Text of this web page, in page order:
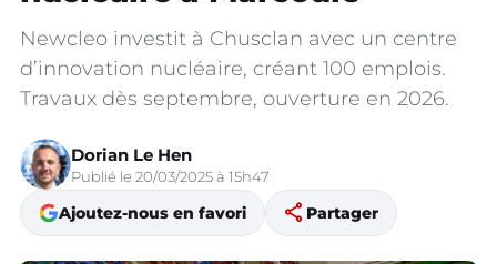
Newcleo investit à Chusclan avec un centre
d’innovation nucléaire, créant 100 emplois.
Travaux dès septembre, ouverture en 2026.
Dorian Le Hen
Publié le 20/03/2025 à 15h47
Ajoutez-nous en favori share Partager